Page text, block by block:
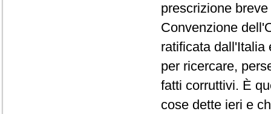
prescrizione
Convenzione
ratificata dall'Italia
per ricercare,
fatti corruttivi. È
cose dette ieri e